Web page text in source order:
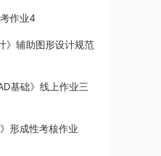
作业4
》辅助图形设计规范
基础》线上作业三
形成性考核作业